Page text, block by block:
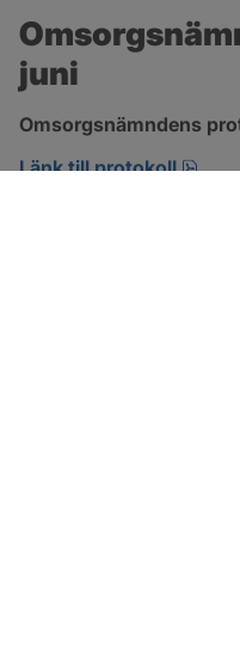
juni
Omsorgsnämndens
Länk till protokoll
pdf,